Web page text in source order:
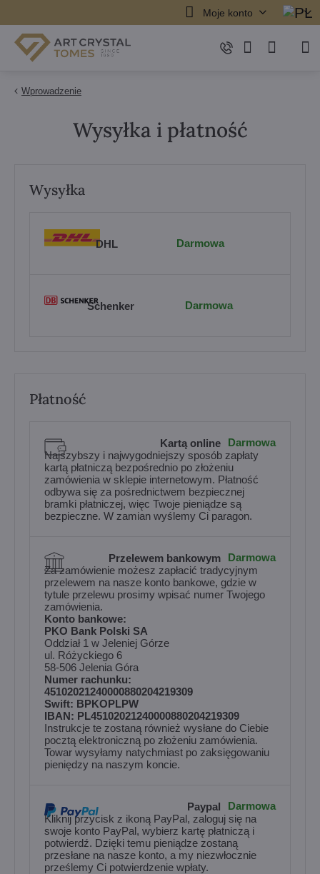
Moje konto
Wprowadzenie
Wysyłka i płatność
Wysyłka
DHL Darmowa
Schenker Darmowa
Płatność
Kartą online
Darmowa
Najszybszy i najwygodniejszy sposób zapłaty
kartą płatniczą bezpośrednio po złożeniu
zamówienia w sklepie internetowym. Płatność
odbywa się za pośrednictwem bezpiecznej
bramki płatniczej, więc Twoje pieniądze są
bezpieczne. W zamian wyślemy Ci paragon.
Przelewem bankowym
Darmowa
Za zamówienie możesz zapłacić tradycyjnym
przelewem na nasze konto bankowe, gdzie w
tytule przelewu prosimy wpisać numer Twojego
zamówienia.
Konto bankowe:
PKO Bank Polski SA
Oddział 1 w Jeleniej Górze
ul. Różyckiego 6
58-506 Jelenia Góra
Numer rachunku:
45102021240000880204219309
Swift: BPKOPLPW
IBAN: PL45102021240000880204219309
Instrukcje te zostaną również wysłane do Ciebie
pocztą elektroniczną po złożeniu zamówienia.
Towar wysyłamy natychmiast po zaksięgowaniu
pieniędzy na naszym koncie.
Paypal
Darmowa
Kliknij przycisk z ikoną PayPal, zaloguj się na
swoje konto PayPal, wybierz kartę płatniczą i
potwierdź. Dzięki temu pieniądze zostaną
przesłane na nasze konto, a my niezwłocznie
prześlemy Ci potwierdzenie wpłaty.